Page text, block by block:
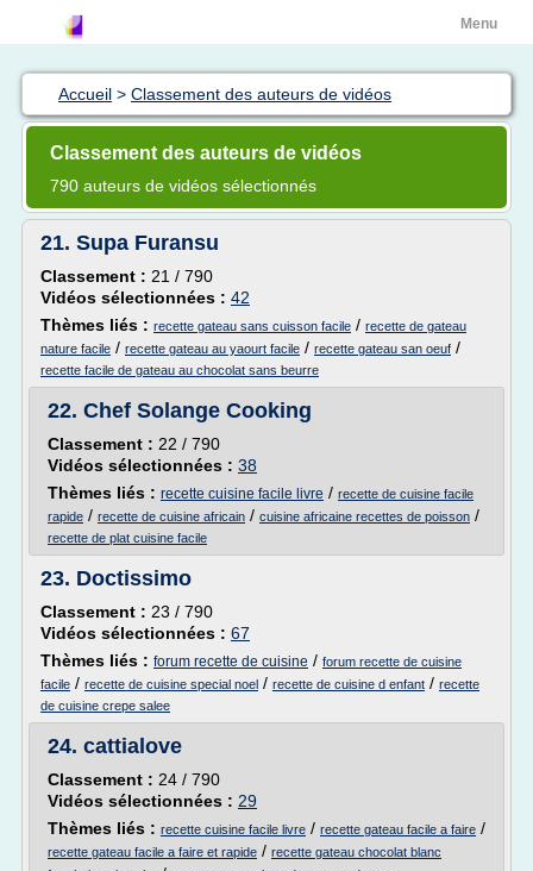
Menu
Accueil > Classement des auteurs de vidéos
Classement des auteurs de vidéos
790 auteurs de vidéos sélectionnés
21. Supa Furansu
Classement : 21 / 790
Vidéos sélectionnées : 42
Thèmes liés : recette gateau sans cuisson facile / recette de gateau
nature facile / recette gateau au yaourt facile / recette gateau san oeuf /
recette facile de gateau au chocolat sans beurre
22. Chef Solange Cooking
Classement : 22 / 790
Vidéos sélectionnées : 38
Thèmes liés : recette cuisine facile livre / recette de cuisine facile
rapide / recette de cuisine africain / cuisine africaine recettes de poisson /
recette de plat cuisine facile
23. Doctissimo
Classement : 23 / 790
Vidéos sélectionnées : 67
Thèmes liés : forum recette de cuisine / forum recette de cuisine
facile / recette de cuisine special noel / recette de cuisine d enfant / recette
de cuisine crepe salee
24. cattialove
Classement : 24 / 790
Vidéos sélectionnées : 29
Thèmes liés : recette cuisine facile livre / recette gateau facile a faire /
recette gateau facile a faire et rapide / recette gateau chocolat blanc